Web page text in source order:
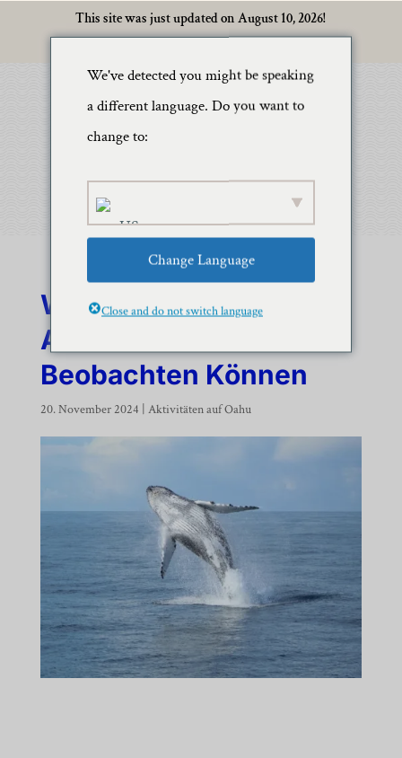
This site was just updated on August 10, 2026!
Wann, Wo Und Wie Sie
Auf Oahu Wale
Beobachten Können
20. November 2024 Aktivitäten auf Oahu
We've detected you might be speaking
a different language. Do you want to
change to:
Change Language
Close and do not switch language